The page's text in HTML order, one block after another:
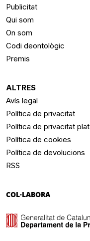
Publicitat
Qui som
On som
Codi deontològic
Premis
ALTRES
Avís legal
Política de privacitat
Política de privacitat
Política de cookies
Política de devolucions
RSS
COL·LABORA